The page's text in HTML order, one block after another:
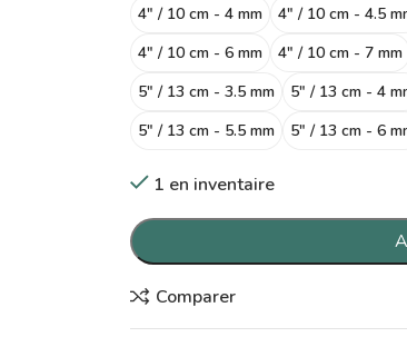
4" / 10 cm - 4 mm
4" / 10 cm - 4.5
4" / 10 cm - 6 mm
4" / 10 cm - 7 mm
5" / 13 cm - 3.5 mm
5" / 13 cm - 4
5" / 13 cm - 5.5 mm
5" / 13 cm - 6
1 en inventaire
Comparer